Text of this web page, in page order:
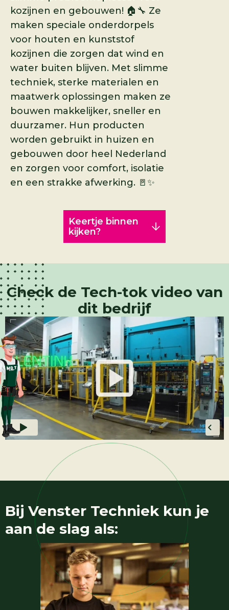
kozijnen en gebouwen! 🏠🔧 Ze
maken speciale onderdorpels
voor houten en kunststof
kozijnen die zorgen dat wind en
water buiten blijven. Met slimme
techniek, sterke materialen en
maatwerk oplossingen maken ze
bouwen makkelijker, sneller en
duurzamer. Hun producten
worden gebruikt in huizen en
gebouwen door heel Nederland
en zorgen voor comfort, isolatie
en een strakke afwerking. 🚪✨
Keertje binnen
kijken?
Check de Tech-tok video van
dit bedrijf
Bij Venster Techniek kun je
aan de slag als: